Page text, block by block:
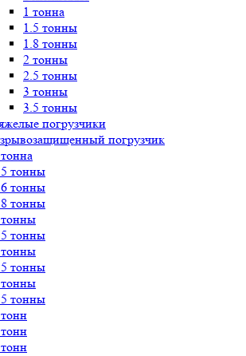
1 тонна
1.5 тонны
1.8 тонны
2 тонны
2.5 тонны
3 тонны
3.5 тонны
погрузчики
погрузчик
тонны
тонны
тонны
тонны
тонны
тонны